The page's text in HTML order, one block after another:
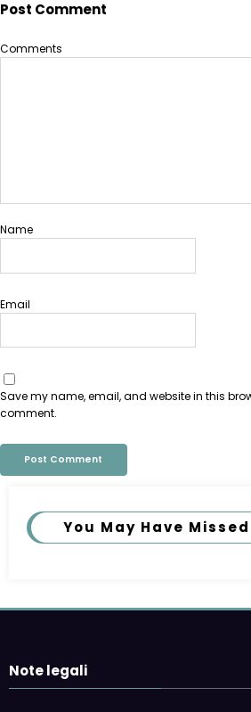
Post Comment
Comments
Name
Email
Save my name, email, and website in this
comment.
You May Have Missed
Note legali